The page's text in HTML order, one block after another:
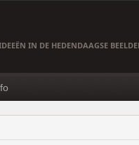
IN DE HEDENDAAGSE